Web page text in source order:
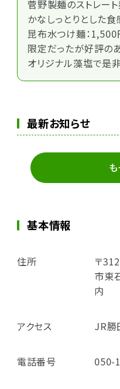
菅野製麺のストレー
かなしっとりとした食
昆布水つけ麺：1,500
限定だったが好評の
オリジナル藻塩で是非
最新お知らせ
基本情報
住所
〒
市東
内
アクセス JR勝
電話番号 050-